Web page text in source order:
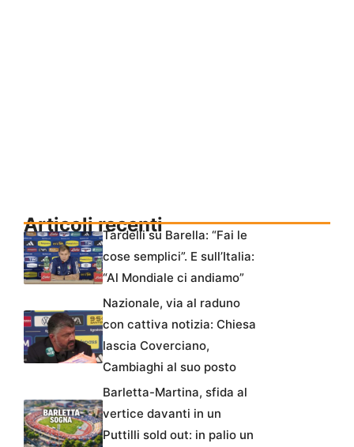
Articoli recentiTardelli su Barella: “Fai le
cose semplici”. E sull’Italia:
“Al Mondiale ci andiamo”
Nazionale, via al raduno
con cattiva notizia: Chiesa
lascia Coverciano,
Cambiaghi al suo posto
Barletta-Martina, sfida al
vertice davanti in un
Puttilli sold out: in palio un